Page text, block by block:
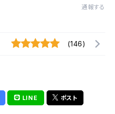
通報する
(146)
LINE ポスト